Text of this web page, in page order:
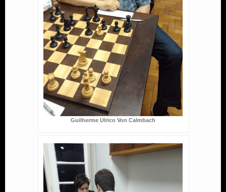
Guilherme Ulrico Von Calmbach